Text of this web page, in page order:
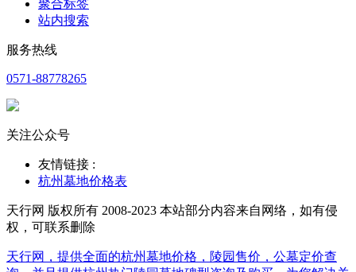
聚合标签
站内搜索
服务热线
0571-88778265
关注公众号
友情链接 :
杭州墓地价格表
天行网 版权所有 2008-2023 本站部分内容来自网络，如有侵
权，可联系删除
天行网，提供全面的杭州墓地价格，陵园售价，公墓定价查